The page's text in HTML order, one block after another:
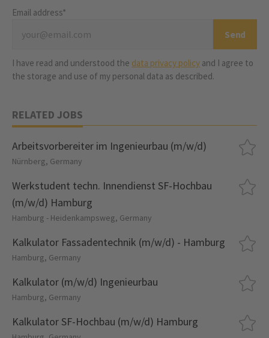
Email address*
I have read and understood the data privacy policy and I agree to
the storage and use of my personal data as described.
RELATED JOBS
Arbeitsvorbereiter im Ingenieurbau (m/w/d)
Nürnberg, Germany
Werkstudent techn. Innendienst SF-Hochbau
(m/w/d) Hamburg
Hamburg - Heidenkampsweg, Germany
Kalkulator Fassadentechnik (m/w/d) - Hamburg
Hamburg, Germany
Kalkulator (m/w/d) Ingenieurbau
Hamburg, Germany
Kalkulator SF-Hochbau (m/w/d) Hamburg